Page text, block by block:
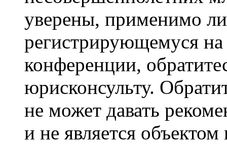
уверены, применимо
регистрирующемуся
конференции,
юрисконсульту.
не может давать
и не является